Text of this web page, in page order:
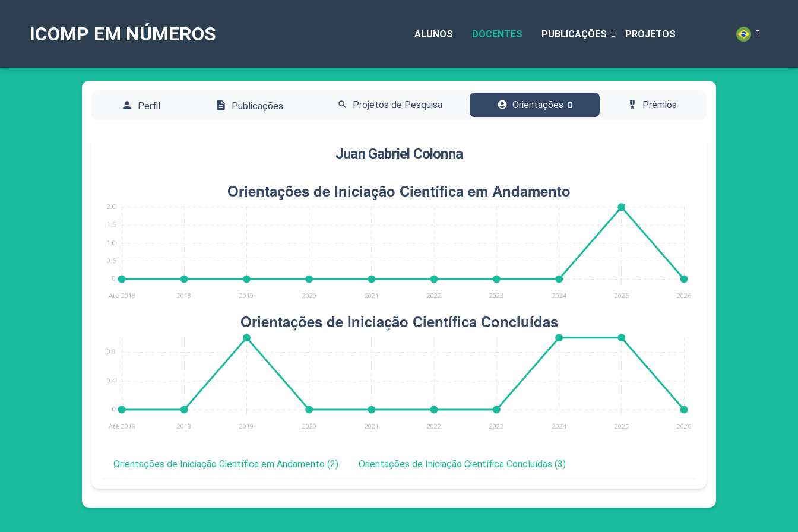
ICOMP EM NÚMEROS ALUNOS DOCENTES PUBLICAÇÕES PROJETOS
person Perfil description Publicações search Projetos de Pesquisa account_circle Orientações military_tech Prêmios
Juan Gabriel Colonna
Orientações de Iniciação Científica em Andamento (2) Orientações de Iniciação Científica Concluídas (3)